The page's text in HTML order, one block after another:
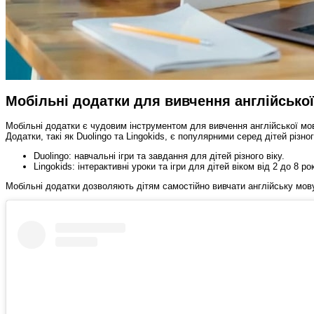
Мобільні додатки для вивчення англійської
Мобільні додатки є чудовим інструментом для вивчення англійської
Додатки, такі як Duolingo та Lingokids, є популярними серед дітей
Duolingo: навчальні ігри та завдання для дітей різного віку.
Lingokids: інтерактивні уроки та ігри для дітей віком від 2 до 8
Мобільні додатки дозволяють дітям самостійно вивчати англійську